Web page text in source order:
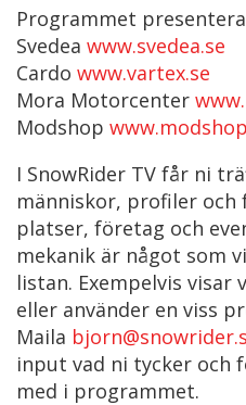
Programmet
Svedea www.svedea.se
Cardo www.vartex.se
Mora Motorcenter
Modshop
I SnowRider TV får ni
människor, profiler och
platser, företag och
mekanik är något som
listan. Exempelvis
eller använder en viss
Maila
input vad ni tycker och
med i programmet.